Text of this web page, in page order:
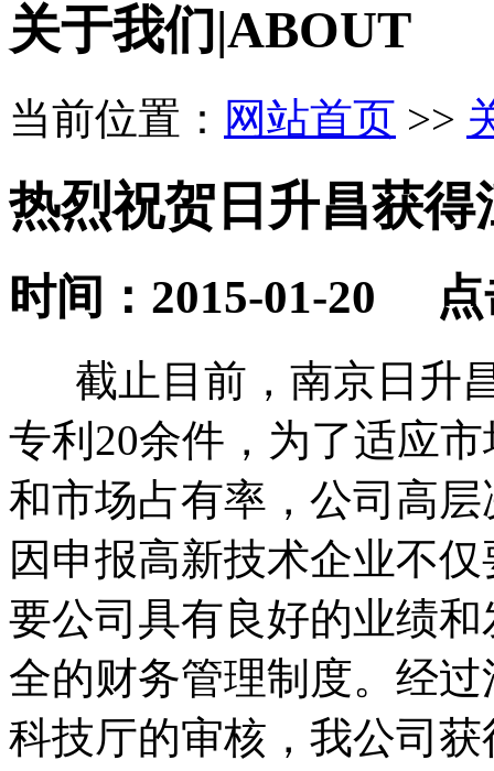
关于我们 |ABOUT
当前位置： 网站首页 >>
热烈祝贺日升昌获
时间：2015-01-20 点
截止目前，南京日升
专利20余件，为了适应
和市场占有率，公司高
因申报高新技术企业不
要公司具有良好的业绩
全的财务管理制度。经
科技厅的审核，我公司